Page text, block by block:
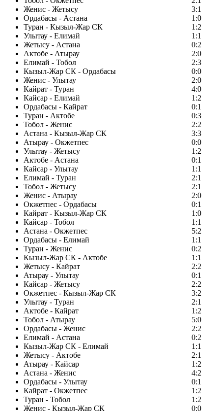
Женис - Жетысу
3:1
Ордабасы - Астана
1:0
Туран - Кызыл-Жар СК
1:2
Улытау - Елимай
1:1
Жетысу - Астана
0:2
Актобе - Атырау
2:0
Елимай - Тобол
2:3
Кызыл-Жар СК - Ордабасы
0:0
Женис - Улытау
2:0
Кайрат - Туран
4:0
Кайсар - Елимай
1:2
Ордабасы - Кайрат
0:1
Туран - Актобе
0:3
Тобол - Женис
2:2
Астана - Кызыл-Жар СК
3:3
Атырау - Окжетпес
0:0
Улытау - Жетысу
1:2
Актобе - Астана
0:1
Кайсар - Улытау
1:1
Елимай - Туран
2:1
Тобол - Жетысу
2:1
Женис - Атырау
2:0
Окжетпес - Ордабасы
0:1
Кайрат - Кызыл-Жар СК
1:0
Кайсар - Тобол
1:1
Астана - Окжетпес
5:2
Ордабасы - Елимай
1:1
Туран - Женис
0:2
Кызыл-Жар СК - Актобе
1:1
Жетысу - Кайрат
2:2
Атырау - Улытау
0:1
Кайсар - Жетысу
2:2
Окжетпес - Кызыл-Жар СК
3:2
Улытау - Туран
2:1
Актобе - Кайрат
1:2
Тобол - Атырау
5:0
Ордабасы - Женис
2:2
Елимай - Астана
0:2
Кызыл-Жар СК - Елимай
1:1
Жетысу - Актобе
2:1
Атырау - Кайсар
1:2
Астана - Женис
4:2
Ордабасы - Улытау
0:1
Кайрат - Окжетпес
1:2
Туран - Тобол
1:2
Женис - Кызыл-Жар СК
0:0